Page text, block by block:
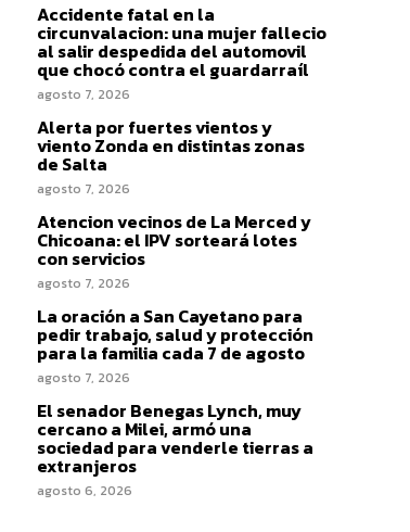
Accidente fatal en la
circunvalacion: una mujer fallecio
al salir despedida del automovil
que chocó contra el guardarraíl
agosto 7, 2026
Alerta por fuertes vientos y
viento Zonda en distintas zonas
de Salta
agosto 7, 2026
Atencion vecinos de La Merced y
Chicoana: el IPV sorteará lotes
con servicios
agosto 7, 2026
La oración a San Cayetano para
pedir trabajo, salud y protección
para la familia cada 7 de agosto
agosto 7, 2026
El senador Benegas Lynch, muy
cercano a Milei, armó una
sociedad para venderle tierras a
extranjeros
agosto 6, 2026